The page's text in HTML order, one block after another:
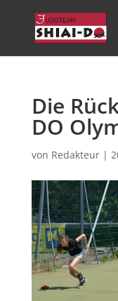
Die
DO
von Redakteur|